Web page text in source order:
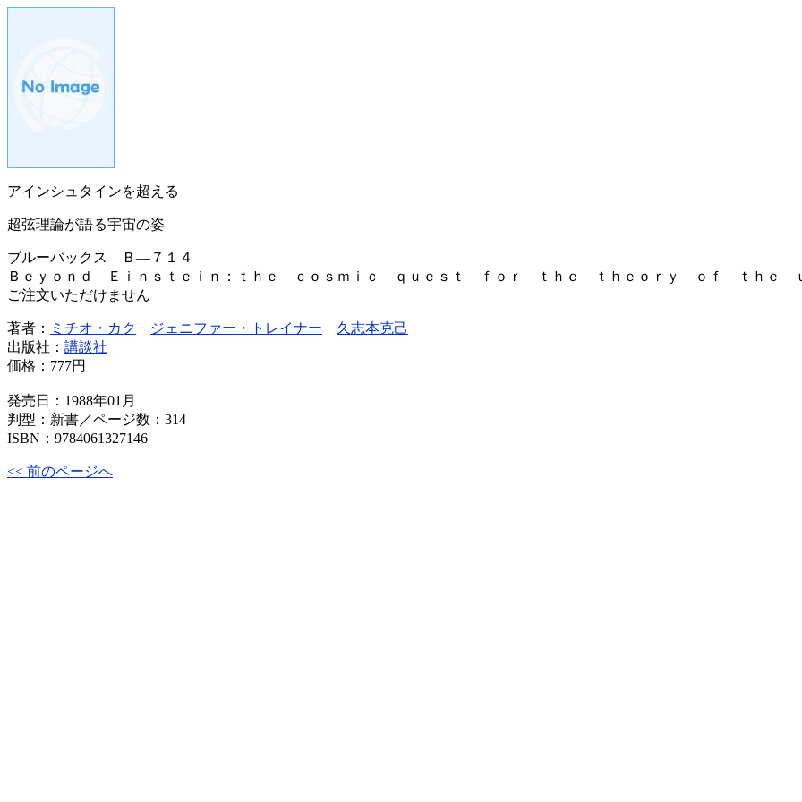
アインシュタインを超える
超弦理論が語る宇宙の姿
ブルーバックス Ｂ―７１４
Ｂｅｙｏｎｄ Ｅｉｎｓｔｅｉｎ：ｔｈｅ ｃｏｓｍｉｃ ｑｕｅｓｔ ｆｏｒ ｔｈｅ ｔｈｅｏｒｙ ｏｆ ｔｈｅ ｕ
ご注文いただけません
著者： ミチオ・カク ジェニファー・トレイナー
久志本克己
出版社： 講談社
価格： 777円
発売日：1988年01月
判型：新書／ページ数：314
ISBN：9784061327146
<< 前のページへ